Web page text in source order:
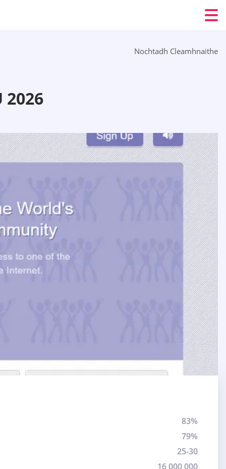
Nochtadh Cleamhnaithe
2026
83%
79%
25-30
16 000 000